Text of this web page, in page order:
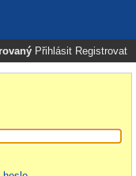
Přihlásit Registrovat